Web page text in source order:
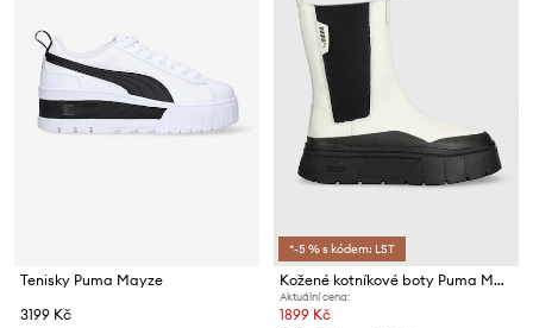
Tenisky Puma Mayze
3199 Kč
*-5 % s kódem: LST
Kožené kotníkové boty Puma Mayze Stack Chelsea Wns
Aktuální cena:
1899 Kč